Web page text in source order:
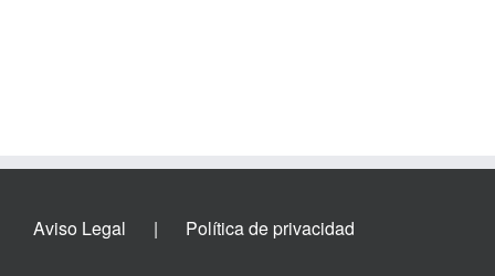
Aviso Legal Política de privacidad